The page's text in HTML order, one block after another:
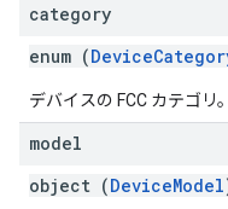
category
enum (
デバイスの FCC カテゴリ。
model
object (DeviceModel